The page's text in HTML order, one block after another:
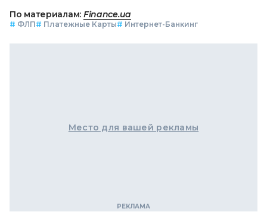
По материалам: Finance.ua
# ФЛП# Платежные Карты# Интернет-Банкинг
Место для вашей рекламы